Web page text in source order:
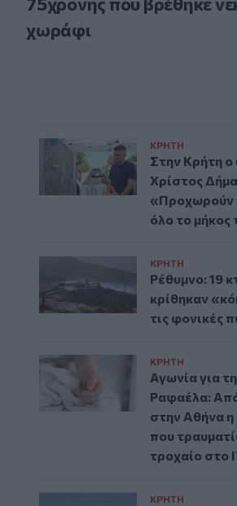
χωράφι
ΚΡΗΤΗ
Στην Κρήτη
Χρίστος
«Προχωρούν
όλο το
ΚΡΗΤΗ
Ρέθυμνο: 19
κρίθηκαν
τις φονικές
ΚΡΗΤΗ
Αγωνία για
Ραφαέλα:
στην Αθήνα η
που
τροχαίο στο
ΚΡΗΤΗ